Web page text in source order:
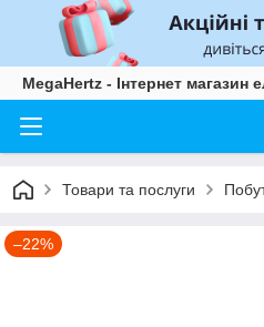
MegaHertz - Інтернет магазин
Товари та послуги
–22%